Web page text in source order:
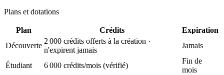
Plans et dotations
Plan Crédits
Expiration
Découverte
2 000 crédits offerts à la création ·
n'expirent jamais
Jamais
Étudiant 6 000 crédits/mois (vérifié)
Fin de
mois